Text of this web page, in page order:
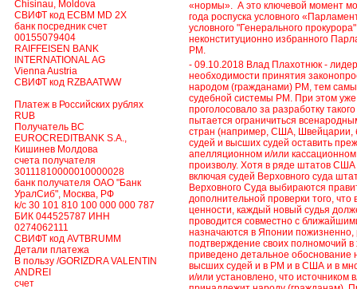
Chisinau, Moldova
СВИФТ код ECBM MD 2X
банк посредник счет
00155079404
RAIFFEISEN BANK
INTERNATIONAL AG
Vienna Austria
СВИФТ код RZBAATWW
Платеж в Российских рублях
RUB
Получатель BC
EUROCREDITBANK S.A.,
Кишинев Молдова
счета получателя
30111810000010000028
банк получателя ОАО "Банк
УралСиб", Москва, РФ
k/c 30 101 810 100 000 000 787
БИК 044525787 ИНН
0274062111
СВИФТ код AVTBRUMM
Детали платежа
В пользу /GORIZDRA VALENTIN
ANDREI
счет
«нормы». А это ключевой момент
года роспуска условного
условного "Генерального
неконституционно избранного
РМ.
- 09.10.2018 Влад Плахотнюк -
необходимости принятия
народом (гражданами) РМ, тем
судебной системы РМ. При этом
проголосовало за разработку
пытается ограничиться
стран (например, США, Швейцарии,
судей и высших судей оставить
апелляционном и/или
произволу. Хотя в ряде штатов
включая судей Верховного суда
Верховного Суда выбираются
дополнительной проверки того,
ценности, каждый новый судья
проводится совместно с
назначаются в Японии пожизненно,
подтверждение своих полномочий
приведено детальное
высших судей и в РМ и в США и в
и/или установлено, что источником